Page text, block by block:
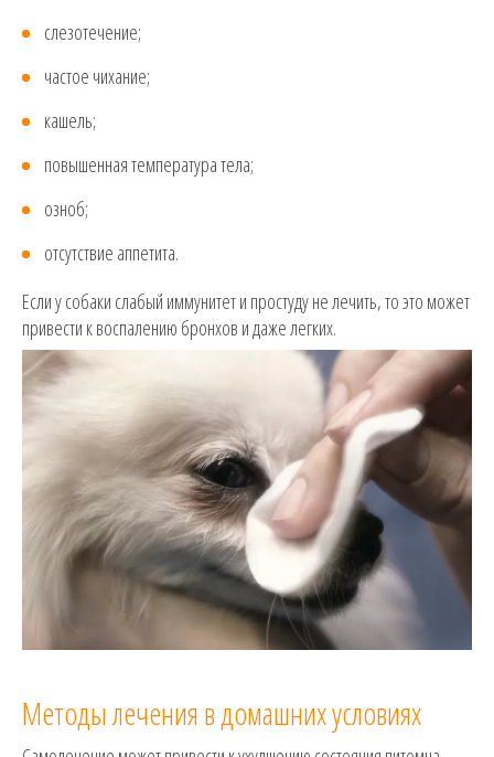
слезотечение;
частое чихание;
кашель;
повышенная температура тела;
озноб;
отсутствие аппетита.
Если у собаки слабый иммунитет и простуду не лечить, то это может
привести к воспалению бронхов и даже легких.
Методы лечения в домашних условиях